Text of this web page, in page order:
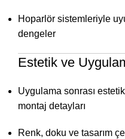
Hoparlör sistemleriyle
dengeler
Estetik ve
Uygulama sonrası
montaj detayları
Renk, doku ve tasarım